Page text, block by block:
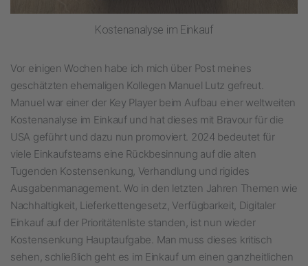
Kostenanalyse im Einkauf
Vor einigen Wochen habe ich mich über Post meines
geschätzten ehemaligen Kollegen Manuel Lutz gefreut.
Manuel war einer der Key Player beim Aufbau einer weltweiten
Kostenanalyse im Einkauf und hat dieses mit Bravour für die
USA geführt und dazu nun promoviert. 2024 bedeutet für
viele Einkaufsteams eine Rückbesinnung auf die alten
Tugenden Kostensenkung, Verhandlung und rigides
Ausgabenmanagement. Wo in den letzten Jahren Themen wie
Nachhaltigkeit, Lieferkettengesetz, Verfügbarkeit, Digitaler
Einkauf auf der Prioritätenliste standen, ist nun wieder
Kostensenkung Hauptaufgabe. Man muss dieses kritisch
sehen, schließlich geht es im Einkauf um einen ganzheitlichen